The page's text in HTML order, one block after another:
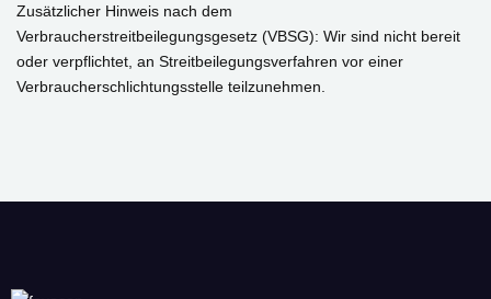
Zusätzlicher Hinweis nach dem
Verbraucherstreitbeilegungsgesetz (VBSG): Wir sind nicht bereit
oder verpflichtet, an Streitbeilegungsverfahren vor einer
Verbraucherschlichtungsstelle teilzunehmen.